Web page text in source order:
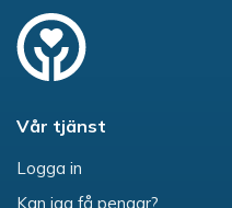
Vår tjänst
Logga in
Kan jag få pengar?